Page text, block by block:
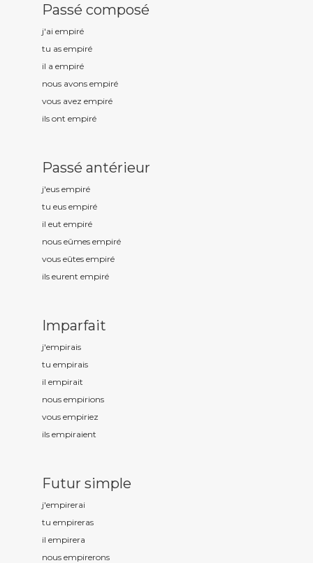
Passé composé
j'ai empiré
tu as empiré
il a empiré
nous avons empiré
vous avez empiré
ils ont empiré
Passé antérieur
j'eus empiré
tu eus empiré
il eut empiré
nous eûmes empiré
vous eûtes empiré
ils eurent empiré
Imparfait
j'empirais
tu empirais
il empirait
nous empirions
vous empiriez
ils empiraient
Futur simple
j'empirerai
tu empireras
il empirera
nous empirerons